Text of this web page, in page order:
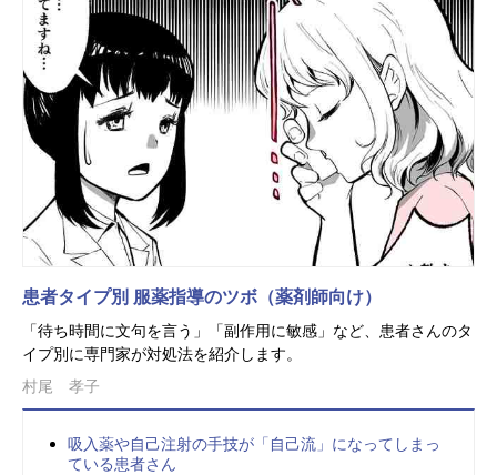
患者タイプ別 服薬指導のツボ（薬剤師向け）
「待ち時間に文句を言う」「副作用に敏感」など、患者さんのタ
イプ別に専門家が対処法を紹介します。
村尾 孝子
吸入薬や自己注射の手技が「自己流」になってしまっ
ている患者さん